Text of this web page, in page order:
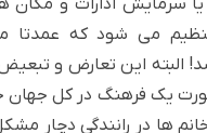
می شود که عمدتا
البته این تعارض و
یک فرهنگ در کل جهان
ها در رانندگی دچار